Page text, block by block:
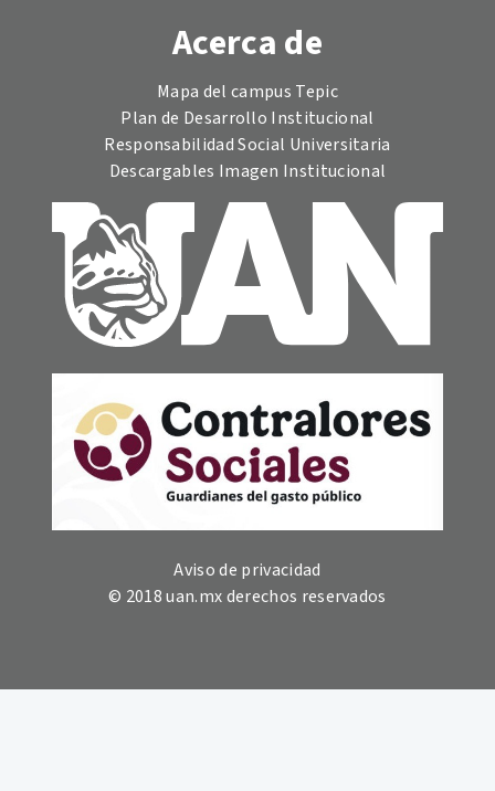
Acerca de
Mapa del campus Tepic
Plan de Desarrollo Institucional
Responsabilidad Social Universitaria
Descargables Imagen Institucional
Aviso de privacidad
© 2018 uan.mx derechos reservados